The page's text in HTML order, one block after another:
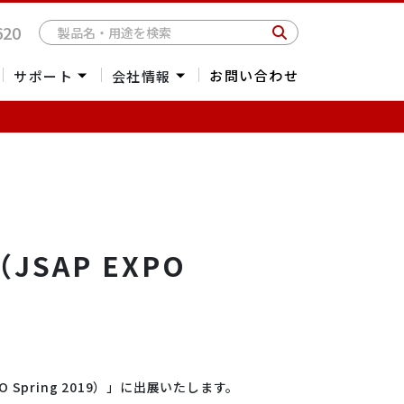
光学クライオスタッ
2Dマテリアル
サポート 会社情報 お問い合わせ
JSAP EXPO
Spring 2019）」に出展いたします。